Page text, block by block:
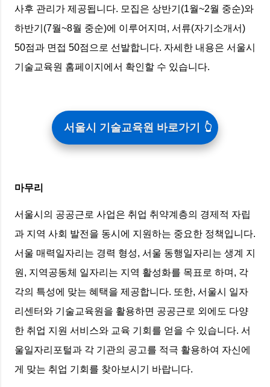
사후 관리가 제공됩니다. 모집은 상반기(1월~2월 중순)와
하반기(7월~8월 중순)에 이루어지며, 서류(자기소개서)
50점과 면접 50점으로 선발합니다. 자세한 내용은 서울시
기술교육원 홈페이지에서 확인할 수 있습니다.
서울시 기술교육원 바로가기
마무리
서울시의 공공근로 사업은 취업 취약계층의 경제적 자립
과 지역 사회 발전을 동시에 지원하는 중요한 정책입니다.
서울 매력일자리는 경력 형성, 서울 동행일자리는 생계 지
원, 지역공동체 일자리는 지역 활성화를 목표로 하며, 각
각의 특성에 맞는 혜택을 제공합니다. 또한, 서울시 일자
리센터와 기술교육원을 활용하면 공공근로 외에도 다양
한 취업 지원 서비스와 교육 기회를 얻을 수 있습니다. 서
울일자리포털과 각 기관의 공고를 적극 활용하여 자신에
게 맞는 취업 기회를 찾아보시기 바랍니다.